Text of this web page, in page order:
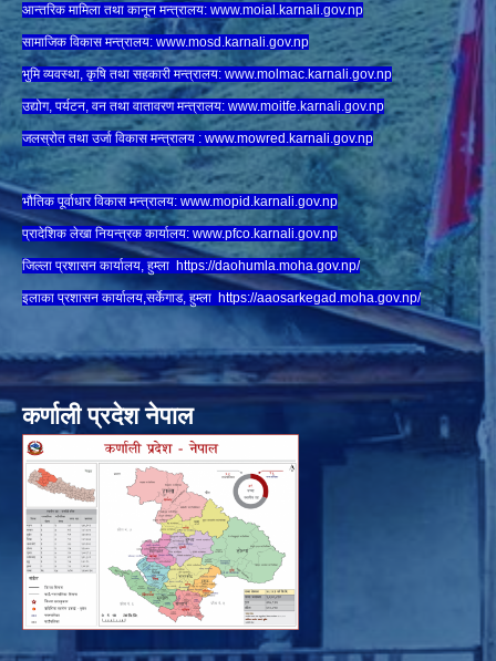
आन्तरिक मामिला तथा कानून मन्त्रालय: www.moial.karnali.gov.np
सामाजिक विकास मन्त्रालय: www.mosd.karnali.gov.np
भुमि व्यवस्था, कृषि तथा सहकारी मन्त्रालय: www.molmac.karnali.gov.np
उद्योग, पर्यटन, वन तथा वातावरण मन्त्रालय: www.moitfe.karnali.gov.np
जलस्रोत तथा उर्जा विकास मन्त्रालय : www.mowred.karnali.gov.np
भौतिक पूर्वाधार विकास मन्त्रालय: www.mopid.karnali.gov.np
प्रादेशिक लेखा नियन्त्रक कार्यालय: www.pfco.karnali.gov.np
जिल्ला प्रशासन कार्यालय, हुम्ला https://daohumla.moha.gov.np/
इलाका प्रशासन कार्यालय,सर्केगाड, हुम्ला https://aaosarkegad.moha.gov.np/
कर्णाली प्रदेश नेपाल